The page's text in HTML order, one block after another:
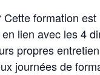
formation
lien avec les 4
propres
journées de